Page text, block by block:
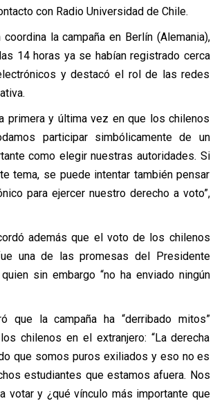
con Radio Universidad de Chile.
la campaña en Berlín (Alemania),
14 horas ya se habían registrado cerca
y destacó el rol de las redes
primera y última vez en que los chilenos
participar simbólicamente de un
como elegir nuestras autoridades. Si
tema, se puede intentar también pensar
para ejercer nuestro derecho a voto”,
además que el voto de los chilenos
una de las promesas del Presidente
sin embargo “no ha enviado ningún
que la campaña ha “derribado mitos”
chilenos en el extranjero: “La derecha
que somos puros exiliados y eso no es
estudiantes que estamos afuera. Nos
votar y ¿qué vínculo más importante que